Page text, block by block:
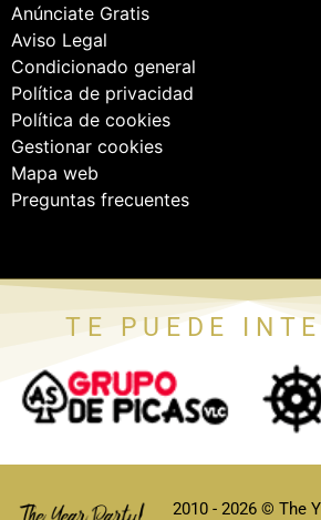
Anúnciate Gratis
Aviso Legal
Condicionado general
Política de privacidad
Política de cookies
Gestionar cookies
Mapa web
Preguntas frecuentes
TE PUEDE
2010 - 2026 © The